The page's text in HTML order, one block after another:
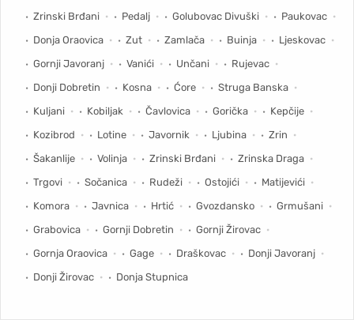
Zrinski Brđani Pedalj Golubovac Divuški
Paukovac
Donja Oraovica
Zut Zamlača Buinja
Ljeskovac
Gornji Javoranj
Vanići Unčani
Rujevac
Donji Dobretin
Kosna Ćore
Struga Banska
Kuljani
Kobiljak Čavlovica Gorička
Kepčije
Kozibrod
Lotine Javornik Ljubina
Zrin
Šakanlije
Volinja Zrinski Brđani
Zrinska Draga
Trgovi
Sočanica Rudeži Ostojići
Matijevići
Komora
Javnica Hrtić Gvozdansko
Grmušani
Grabovica
Gornji Dobretin
Gornji Žirovac
Gornja Oraovica
Gage Draškovac
Donji Javoranj
Donji Žirovac
Donja Stupnica